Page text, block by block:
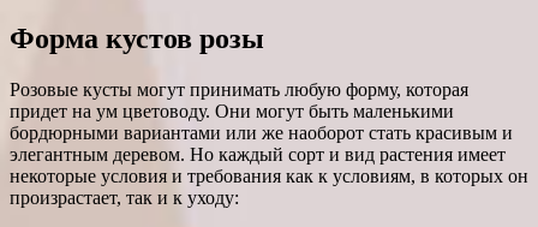
Форма кустов розы
Розовые кусты могут принимать любую форму, которая
придет на ум цветоводу. Они могут быть маленькими
бордюрными вариантами или же наоборот стать красивым и
элегантным деревом. Но каждый сорт и вид растения имеет
некоторые условия и требования как к условиям, в которых он
произрастает, так и к уходу: